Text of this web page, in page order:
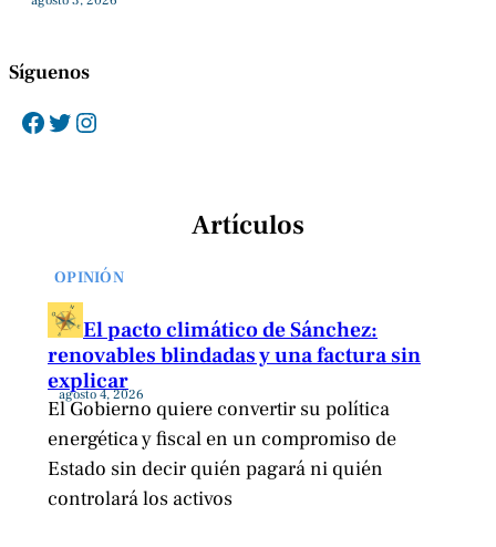
Síguenos
Facebook Twitter Instagram
Artículos
OPINIÓN
El pacto climático de Sánchez:
renovables blindadas y una factura sin
explicar
agosto 4, 2026
El Gobierno quiere convertir su política
energética y fiscal en un compromiso de
Estado sin decir quién pagará ni quién
controlará los activos